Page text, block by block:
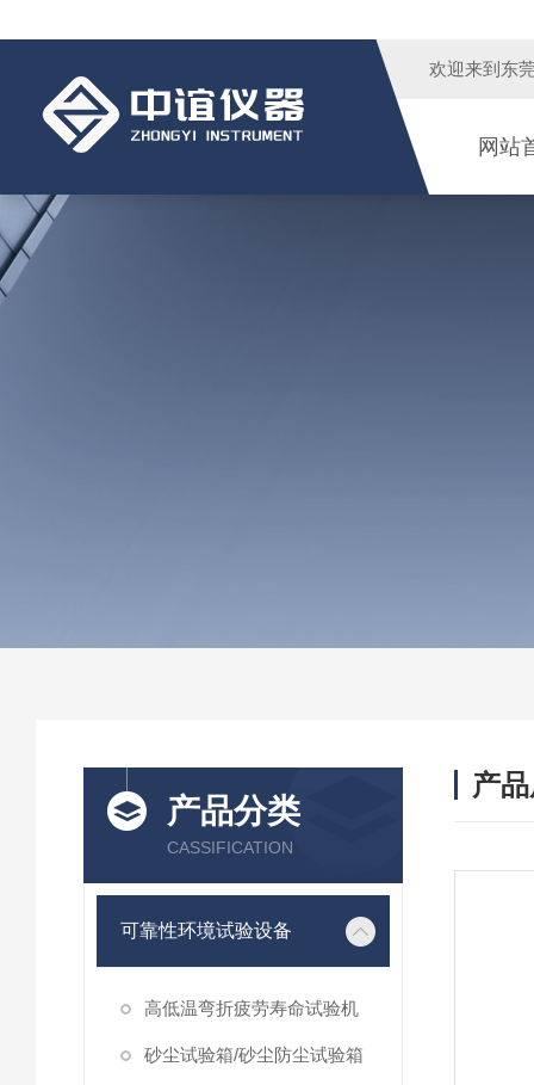
欢迎来到 东
网站
产品分类
CASSIFICATION
可靠性环境试验设备
高低温弯折疲劳寿命试验机
砂尘试验箱/砂尘防尘试验箱
产